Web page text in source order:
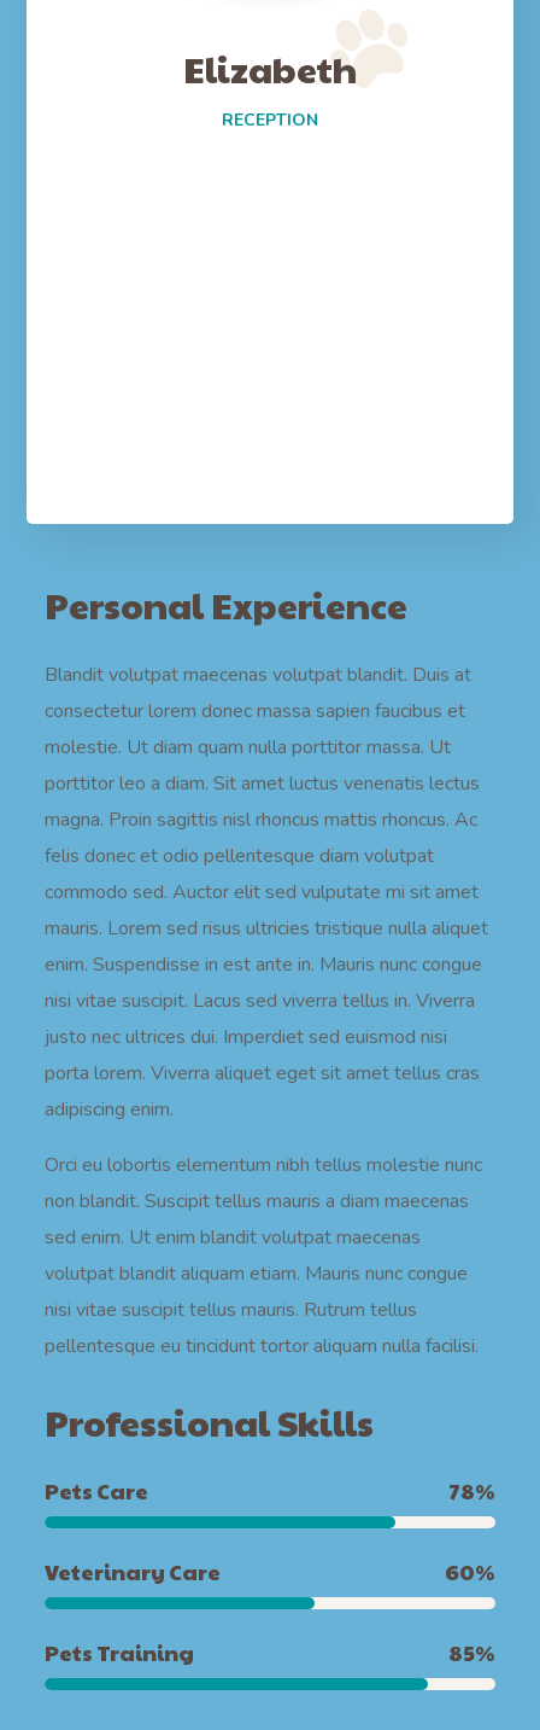
Elizabeth
RECEPTION
Personal Experience
Blandit volutpat maecenas volutpat blandit. Duis at
consectetur lorem donec massa sapien faucibus et
molestie. Ut diam quam nulla porttitor massa. Ut
porttitor leo a diam. Sit amet luctus venenatis lectus
magna. Proin sagittis nisl rhoncus mattis rhoncus. Ac
felis donec et odio pellentesque diam volutpat
commodo sed. Auctor elit sed vulputate mi sit amet
mauris. Lorem sed risus ultricies tristique nulla aliquet
enim. Suspendisse in est ante in. Mauris nunc congue
nisi vitae suscipit. Lacus sed viverra tellus in. Viverra
justo nec ultrices dui. Imperdiet sed euismod nisi
porta lorem. Viverra aliquet eget sit amet tellus cras
adipiscing enim.
Orci eu lobortis elementum nibh tellus molestie nunc
non blandit. Suscipit tellus mauris a diam maecenas
sed enim. Ut enim blandit volutpat maecenas
volutpat blandit aliquam etiam. Mauris nunc congue
nisi vitae suscipit tellus mauris. Rutrum tellus
pellentesque eu tincidunt tortor aliquam nulla facilisi.
Professional Skills
Pets Care 78%
Veterinary Care 60%
Pets Training 85%